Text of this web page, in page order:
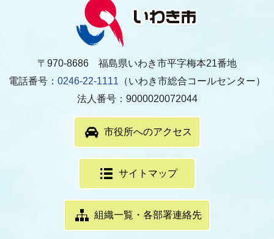
〒970-8686 福島県いわき市平字梅本21番地
電話番号： 0246-22-1111 （いわき市総合コールセンター）
法人番号：9000020072044
市役所へのアクセス
サイトマップ
組織一覧・各部署連絡先